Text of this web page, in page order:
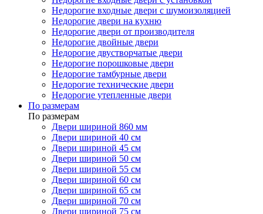
Недорогие входные двери с шумоизоляцией
Недорогие двери на кухню
Недорогие двери от производителя
Недорогие двойные двери
Недорогие двустворчатые двери
Недорогие порошковые двери
Недорогие тамбурные двери
Недорогие технические двери
Недорогие утепленные двери
По размерам
По размерам
Двери шириной 860 мм
Двери шириной 40 см
Двери шириной 45 см
Двери шириной 50 см
Двери шириной 55 см
Двери шириной 60 см
Двери шириной 65 см
Двери шириной 70 см
Двери шириной 75 см